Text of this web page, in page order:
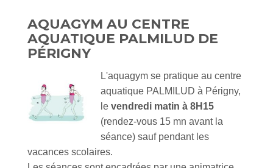
AQUAGYM AU CENTRE
AQUATIQUE PALMILUD DE
PÉRIGNY
L'aquagym se pratique au centre
aquatique PALMILUD à Périgny,
le vendredi matin à 8H15
(rendez-vous 15 mn avant la
séance) sauf pendant les
vacances scolaires.